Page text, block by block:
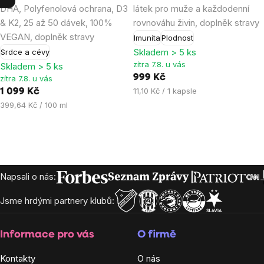
DHA, Polyfenolová ochrana, D3
& K2, 25 až 50 dávek, 100%
VEGAN, doplněk stravy
Srdce a cévy
4,9
z
5
hvězdiček.
Skladem > 5 ks
zítra 7.8. u vás
1 099 Kč
Měrná
399,64 Kč / 100 ml
látek pro muže a každodenní
rovnováhu živin, doplněk stravy
Imunita Plodnost
4,8
z
5
hvězdiček.
Skladem > 5 ks
zítra 7.8. u vás
999 Kč
Měrná
11,10 Kč / 1 kapsle
Zápatí
Napsali o nás:
Jsme hrdými partnery klubů:
Informace pro vás
Kontakty
O firmě
O nás